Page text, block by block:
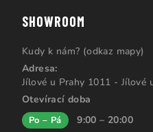
SHOWROOM
Kudy k nám? (odkaz mapy)
Adresa:
Jílové u Prahy 1011 - Jílové
Otevírací doba
Po – Pá 9:00 – 20:00